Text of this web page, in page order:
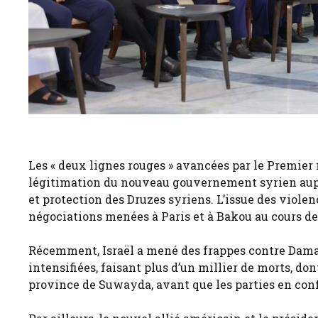
Les « deux lignes rouges » avancées par le
légitimation du nouveau gouvernement syrien
et protection des Druzes syriens. L’issue des
négociations menées à Paris et à Bakou au cours
Récemment, Israël a mené des frappes contre
intensifiées, faisant plus d’un millier de morts,
province de Suwayda, avant que les parties en